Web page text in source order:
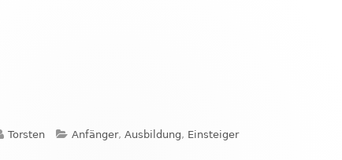
Autor
Torsten Kategorien
Anfänger, Ausbildung, Einsteiger